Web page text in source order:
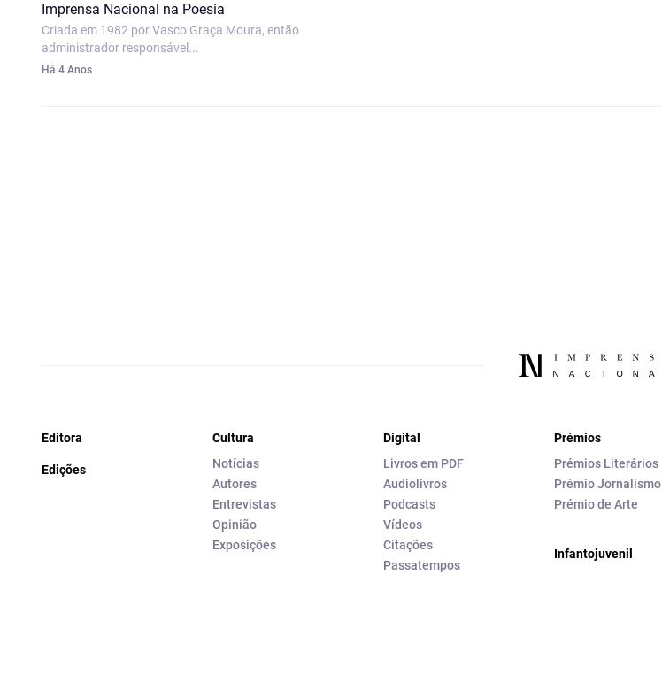
Imprensa Nacional na Poesia
Criada em 1982 por Vasco Graça Moura, então
administrador responsável...
Há 4 Anos
Editora
Edições
Cultura
Notícias
Autores
Entrevistas
Opinião
Exposições
Digital
Livros em PDF
Audiolivros
Podcasts
Vídeos
Citações
Passatempos
Prémios
Prémios Literários
Prémio Jornalismo
Prémio de Arte
Infantojuvenil